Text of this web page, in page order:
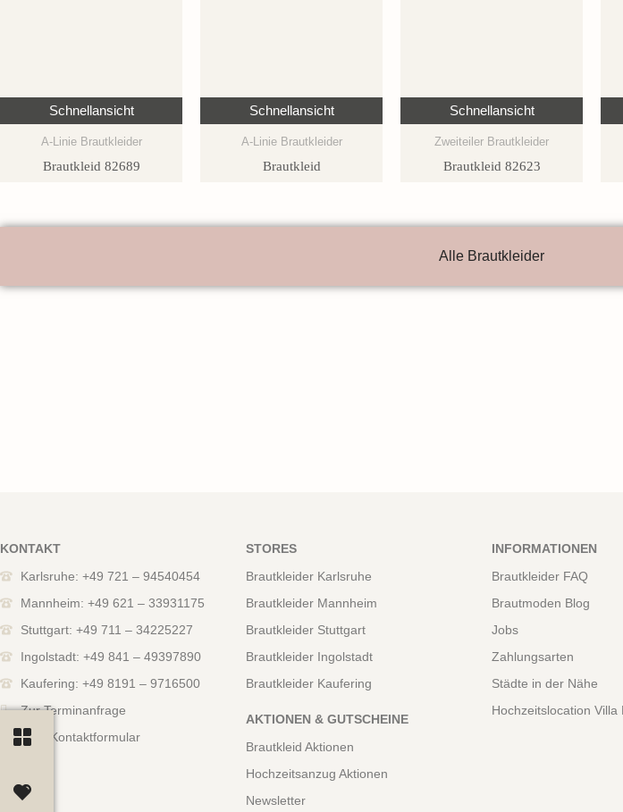
Schnellansicht
A-Linie Brautkleider
Brautkleid 82689
Schnellansicht
A-Linie Brautkleider
Brautkleid
Schnellansicht
Zweiteiler Brautkleider
Brautkleid 82623
Alle Brautkleider
KONTAKT
Karlsruhe: +49 721 – 94540454
Mannheim: +49 621 – 33931175
Stuttgart: +49 711 – 34225227
Ingolstadt: +49 841 – 49397890
Kaufering: +49 8191 – 9716500
Zur Terminanfrage
Zum Kontaktformular
STORES
Brautkleider Karlsruhe
Brautkleider Mannheim
Brautkleider Stuttgart
Brautkleider Ingolstadt
Brautkleider Kaufering
AKTIONEN & GUTSCHEINE
Brautkleid Aktionen
Hochzeitsanzug Aktionen
Newsletter
INFORMATIONEN
Brautkleider FAQ
Brautmoden Blog
Jobs
Zahlungsarten
Städte in der Nähe
Hochzeitslocation Villa